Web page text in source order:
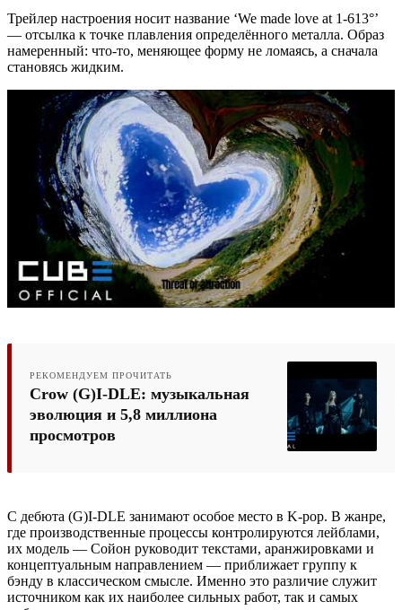
Трейлер настроения носит название ‘We made love at 1-613°’
— отсылка к точке плавления определённого металла. Образ
намеренный: что-то, меняющее форму не ломаясь, а сначала
становясь жидким.
РЕКОМЕНДУЕМ ПРОЧИТАТЬ
Crow (G)I-DLE: музыкальная
эволюция и 5,8 миллиона
просмотров
С дебюта (G)I-DLE занимают особое место в K-pop. В жанре,
где производственные процессы контролируются лейблами,
их модель — Сойон руководит текстами, аранжировками и
концептуальным направлением — приближает группу к
бэнду в классическом смысле. Именно это различие служит
источником как их наиболее сильных работ, так и самых